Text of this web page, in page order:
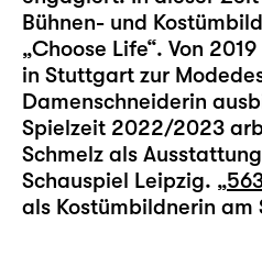
Bühnen- und
„Choose Life“. Von
in Stuttgart zur
Damenschneiderin
Spielzeit 2022/2023
Schmelz als
Schauspiel Leipzig. „
als Kostümbildnerin am